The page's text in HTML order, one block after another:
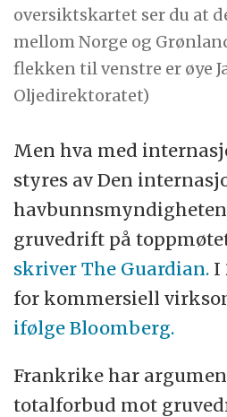
oversiktskartet ser du at
mellom Norge og
flekken til venstre er øye
Oljedirektoratet)
Men hva med
styres av Den
gruvedrift på
skriver The Guardian. I
for kommersiell
ifølge Bloomberg.
Frankrike har
totalforbud mot